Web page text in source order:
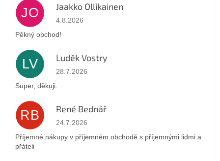
JO Jaakko Ollikainen
Hodnotenie obchodu je 5 z 5 hviezdičiek.
4.8.2026
Pěkný obchod!
LV Luděk Vostry
Hodnotenie obchodu je 5 z 5 hviezdičiek.
28.7.2026
Super, děkuji.
RB René Bednář
Hodnotenie obchodu je 5 z 5 hviezdičiek.
24.7.2026
Příjemné nákupy v příjemném obchodě s příjemnými lidmi a
přáteli